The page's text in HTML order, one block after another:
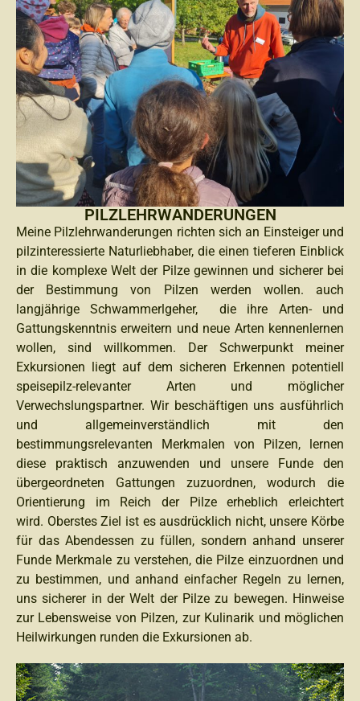
PILZLEHRWANDERUNGEN
Meine Pilzlehrwanderungen richten sich an Einsteiger und
pilzinteressierte Naturliebhaber, die einen tieferen Einblick
in die komplexe Welt der Pilze gewinnen und sicherer bei
der Bestimmung von Pilzen werden wollen. auch
langjährige Schwammerlgeher, die ihre Arten- und
Gattungskenntnis erweitern und neue Arten kennenlernen
wollen, sind willkommen. Der Schwerpunkt meiner
Exkursionen liegt auf dem sicheren Erkennen potentiell
speisepilz-relevanter Arten und möglicher
Verwechslungspartner. Wir beschäftigen uns ausführlich
und allgemeinverständlich mit den
bestimmungsrelevanten Merkmalen von Pilzen, lernen
diese praktisch anzuwenden und unsere Funde den
übergeordneten Gattungen zuzuordnen, wodurch die
Orientierung im Reich der Pilze erheblich erleichtert
wird. Oberstes Ziel ist es ausdrücklich nicht, unsere Körbe
für das Abendessen zu füllen, sondern anhand unserer
Funde Merkmale zu verstehen, die Pilze einzuordnen und
zu bestimmen, und anhand einfacher Regeln zu lernen,
uns sicherer in der Welt der Pilze zu bewegen. Hinweise
zur Lebensweise von Pilzen, zur Kulinarik und möglichen
Heilwirkungen runden die Exkursionen ab.